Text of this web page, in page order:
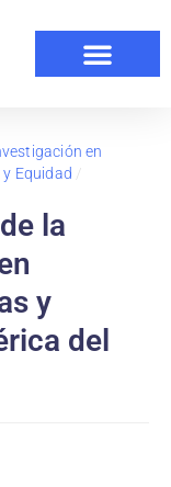
en
Equidad /
la
y
del